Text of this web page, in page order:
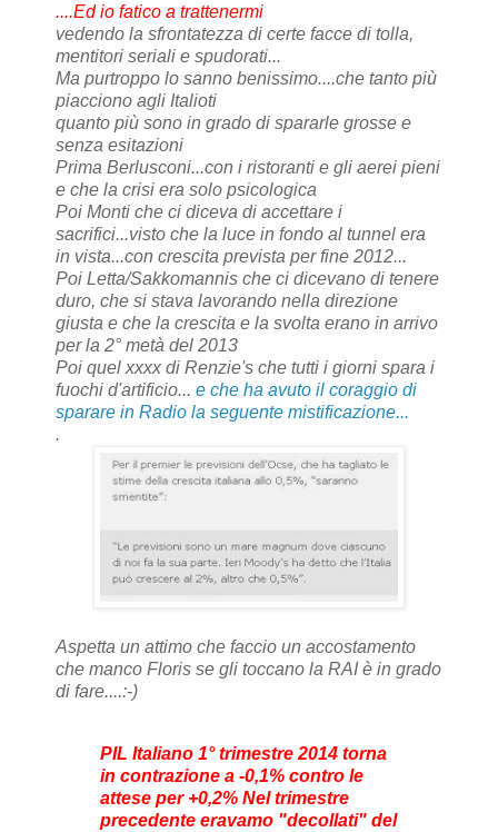
....Ed io fatico a trattenermi
vedendo la sfrontatezza di certe facce di tolla,
mentitori seriali e spudorati...
Ma purtroppo lo sanno benissimo....che tanto più
piacciono agli Italioti
quanto più sono in grado di spararle grosse e
senza esitazioni
Prima Berlusconi...con i ristoranti e gli aerei pieni
e che la crisi era solo psicologica
Poi Monti che ci diceva di accettare i
sacrifici...visto che la luce in fondo al tunnel era
in vista...con crescita prevista per fine 2012...
Poi Letta/Sakkomannis che ci dicevano di tenere
duro, che si stava lavorando nella direzione
giusta e che la crescita e la svolta erano in arrivo
per la 2° metà del 2013
Poi quel xxxx di Renzie's che tutti i giorni spara i
fuochi d'artificio... e che ha avuto il coraggio di
sparare in Radio la seguente mistificazione...
.
Aspetta un attimo che faccio un accostamento
che manco Floris se gli toccano la RAI è in grado
di fare....:-)
PIL Italiano 1° trimestre 2014 torna
in contrazione a -0,1% contro le
attese per +0,2% Nel trimestre
precedente eravamo "decollati" del